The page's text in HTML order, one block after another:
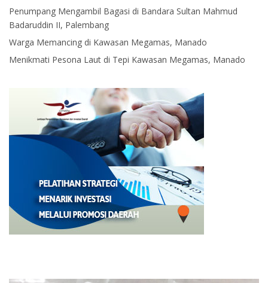
Penumpang Mengambil Bagasi di Bandara Sultan Mahmud
Badaruddin II, Palembang
Warga Memancing di Kawasan Megamas, Manado
Menikmati Pesona Laut di Tepi Kawasan Megamas, Manado